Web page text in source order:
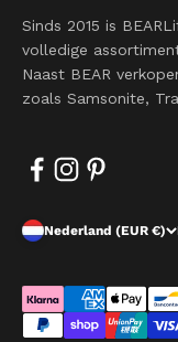
Sinds 2015 is
volledige
Naast BEAR
zoals Samsonite,
Nederland (EUR €)